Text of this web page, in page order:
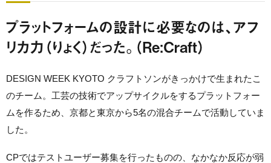
プラットフォームの設計に必要なのは、アフ
リカ力（りょく）だった。（Re:Craft）
DESIGN WEEK KYOTO クラフトソンがきっかけで生まれたこ
のチーム。工芸の技術でアップサイクルをするプラットフォー
ムを作るため、京都と東京から5名の混合チームで活動していま
した。
CPではテストユーザー募集を行ったものの、なかなか反応が弱